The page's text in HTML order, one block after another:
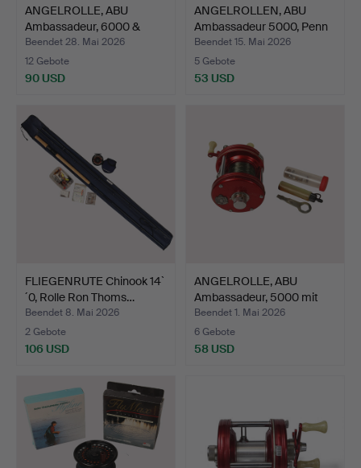
ANGELROLLE, ABU
Ambassadeur, 6000 &
7000, …
Beendet 28. Mai 2026
12 Gebote
90 USD
ANGELROLLEN, ABU
Ambassadeur 5000, Penn
85…
Beendet 15. Mai 2026
5 Gebote
53 USD
FLIEGENRUTE Chinook 14`
´0, Rolle Ron Thoms…
Beendet 8. Mai 2026
2 Gebote
106 USD
ANGELROLLE, ABU
Ambassadeur, 5000 mit
Orig…
Beendet 1. Mai 2026
6 Gebote
58 USD